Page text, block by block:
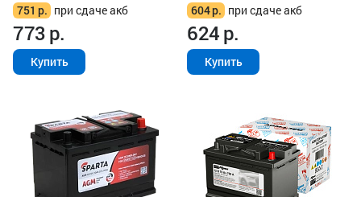
751 р. при сдаче акб
773р.
Купить
604р. при сдаче акб
624р.
Купить